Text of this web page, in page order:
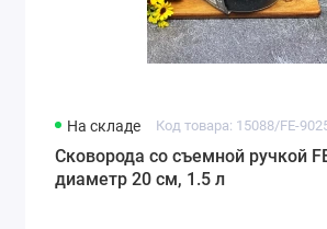
На складе Код товара: 15088/FE-
Сковорода со съемной ручкой
диаметр 20 см, 1.5 л